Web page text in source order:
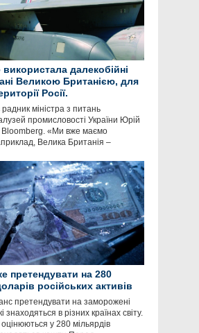
використала далекобійні
Великою Британією, для
Росії.
міністра з питань
промисловості України Юрій
Bloomberg. «Ми вже маємо
Велика Британія –
претендувати на 280
російських активів
претендувати на заморожені
знаходяться в різних країнах світу.
у 280 мільярдів